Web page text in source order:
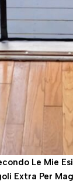
Le Mie
Extra Per